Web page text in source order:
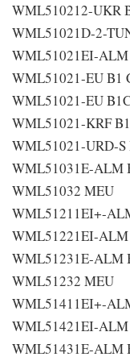
WML510212-UKR
WML51021D-2-
WML51021EI-ALM
WML51021-EU B1
WML51021-EU
WML51021-KRF
WML51021-URD-S
WML51031E-ALM
WML51032 MEU
WML51211EI+-
WML51221EI-ALM
WML51231E-ALM
WML51232 MEU
WML51411EI+-
WML51421EI-ALM
WML51431E-ALM